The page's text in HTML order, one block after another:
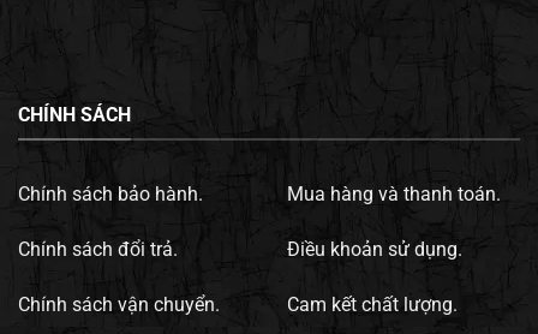
CHÍNH SÁCH
Chính sách bảo hành.
Chính sách đổi trả.
Chính sách vận chuyển.
Mua hàng và thanh toán.
Điều khoản sử dụng.
Cam kết chất lượng.